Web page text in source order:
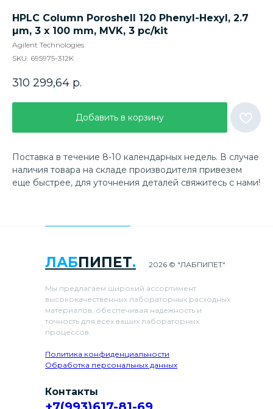
HPLC Column Poroshell 120 Phenyl-Hexyl, 2.7
µm, 3 x 100 mm, MVK, 3 pc/kit
Agilent Technologies
SKU: 695975-312K
310 299,64 р.
Добавить в корзину
Поставка в течение 8-10 календарных недель. В случае
наличия товара на складе производителя привезем
еще быстрее, для уточнения деталей свяжитесь с нами!
ЛАБПИПЕТ.
Мы предлагаем широкий ассортимент
высококачественных лабораторных расходных
материалов, обеспечивая надежность и
точность для всех ваших лабораторных
процессов.
Политика конфиденциальности
Обработка персональных данных
2026 © "ЛАБПИПЕТ"
Контакты